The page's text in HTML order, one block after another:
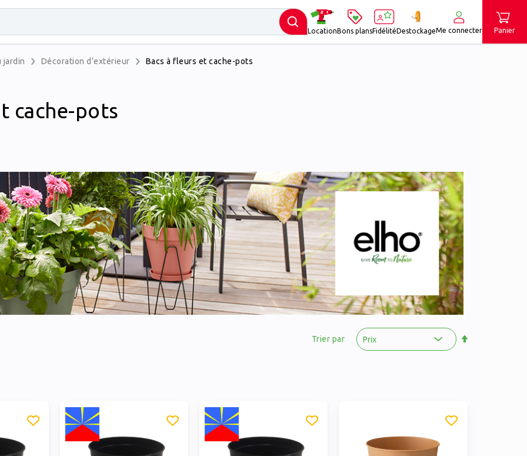
LocationBons plansFidélitéDestockageMe connecter Panier
jardin Décoration d'extérieur Bacs à fleurs et cache-pots
cache-pots
Trier par